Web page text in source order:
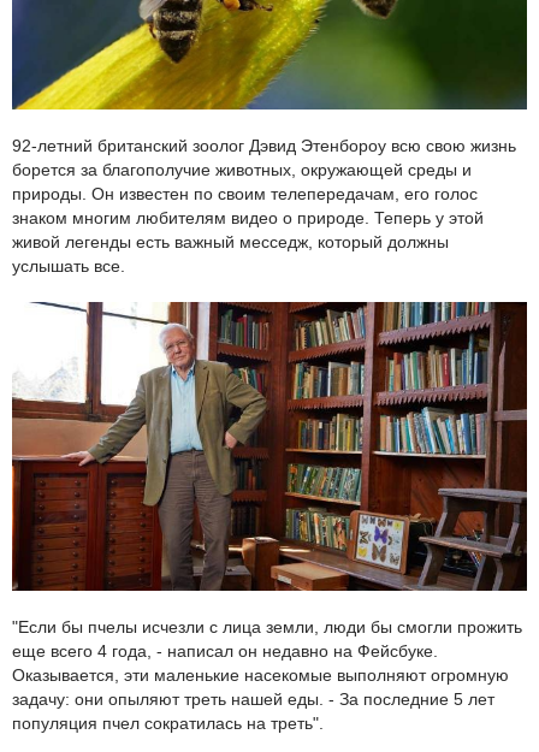
92-летний британский зоолог Дэвид Этенбороу всю свою жизнь
борется за благополучие животных, окружающей среды и
природы. Он известен по своим телепередачам, его голос
знаком многим любителям видео о природе. Теперь у этой
живой легенды есть важный месседж, который должны
услышать все.
"Если бы пчелы исчезли с лица земли, люди бы смогли прожить
еще всего 4 года, - написал он недавно на Фейсбуке.
Оказывается, эти маленькие насекомые выполняют огромную
задачу: они опыляют треть нашей еды. - За последние 5 лет
популяция пчел сократилась на треть".